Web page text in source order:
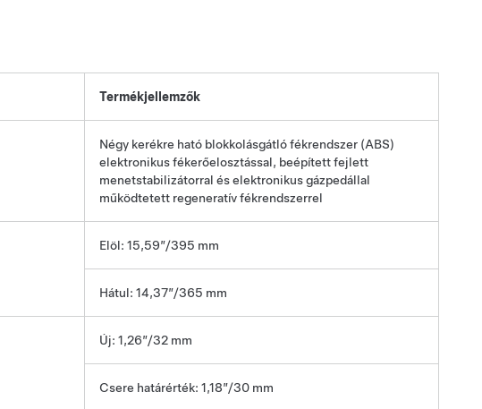
Termékjellemzők
Négy kerékre ható blokkolásgátló fékrendszer (ABS)
elektronikus fékerőelosztással, beépített fejlett
menetstabilizátorral és elektronikus gázpedállal
működtetett regeneratív fékrendszerrel
Elöl: 15,59”/395 mm
Hátul: 14,37”/365 mm
Új: 1,26”/32 mm
Csere határérték: 1,18”/30 mm